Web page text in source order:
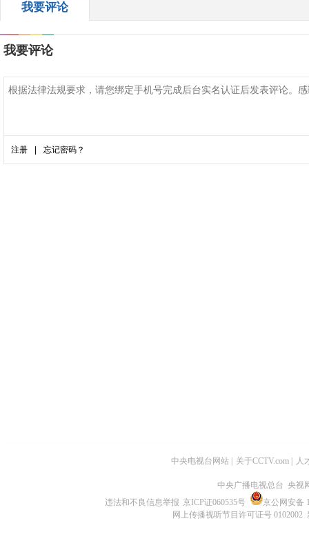
我要评论
我要评论
注册 忘记密码？
中央电视台网站 关于CCTV.com 人
中央广播电视总台 央视
违法和不良信息举报 京ICP证060535号
京公网安备
网上传播视听节目许可证号 0102002